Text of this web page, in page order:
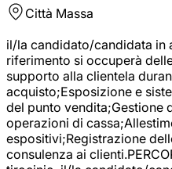
Città Massa
il/la candidato/candidata in
riferimento si occuperà
supporto alla clientela
acquisto;Esposizione e
del punto vendita;Gestione
operazioni di
espositivi;Registrazione
consulenza ai